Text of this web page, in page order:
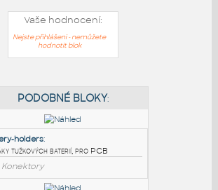
Vaše hodnocení:
Nejste přihlášeni - nemůžete
hodnotit blok